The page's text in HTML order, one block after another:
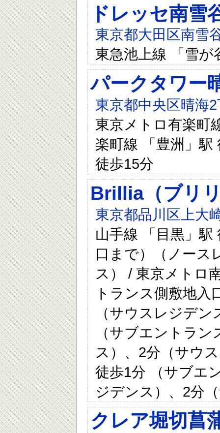
ドレッセ南雪
東京都大田区南雪
東急池上線 「雪が
パークタワー
東京都中央区晴海
東京メトロ有楽町
楽町線 「豊洲」駅
徒歩15分
Brillia（ブリ
東京都品川区上大
山手線 「目黒」
口まで）（ノース
ス） / 東京メトロ
トランス側敷地
（サウスレジデ
（サブエントラ
ス）、2分（サウ
徒歩1分 （サブエ
ジデンス）、2分
クレア堀切菖